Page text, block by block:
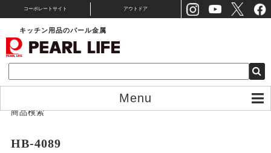
コーポレートサイト アウトドア
キッチン用品のパール金属
Menu
商品検索
HB-4089